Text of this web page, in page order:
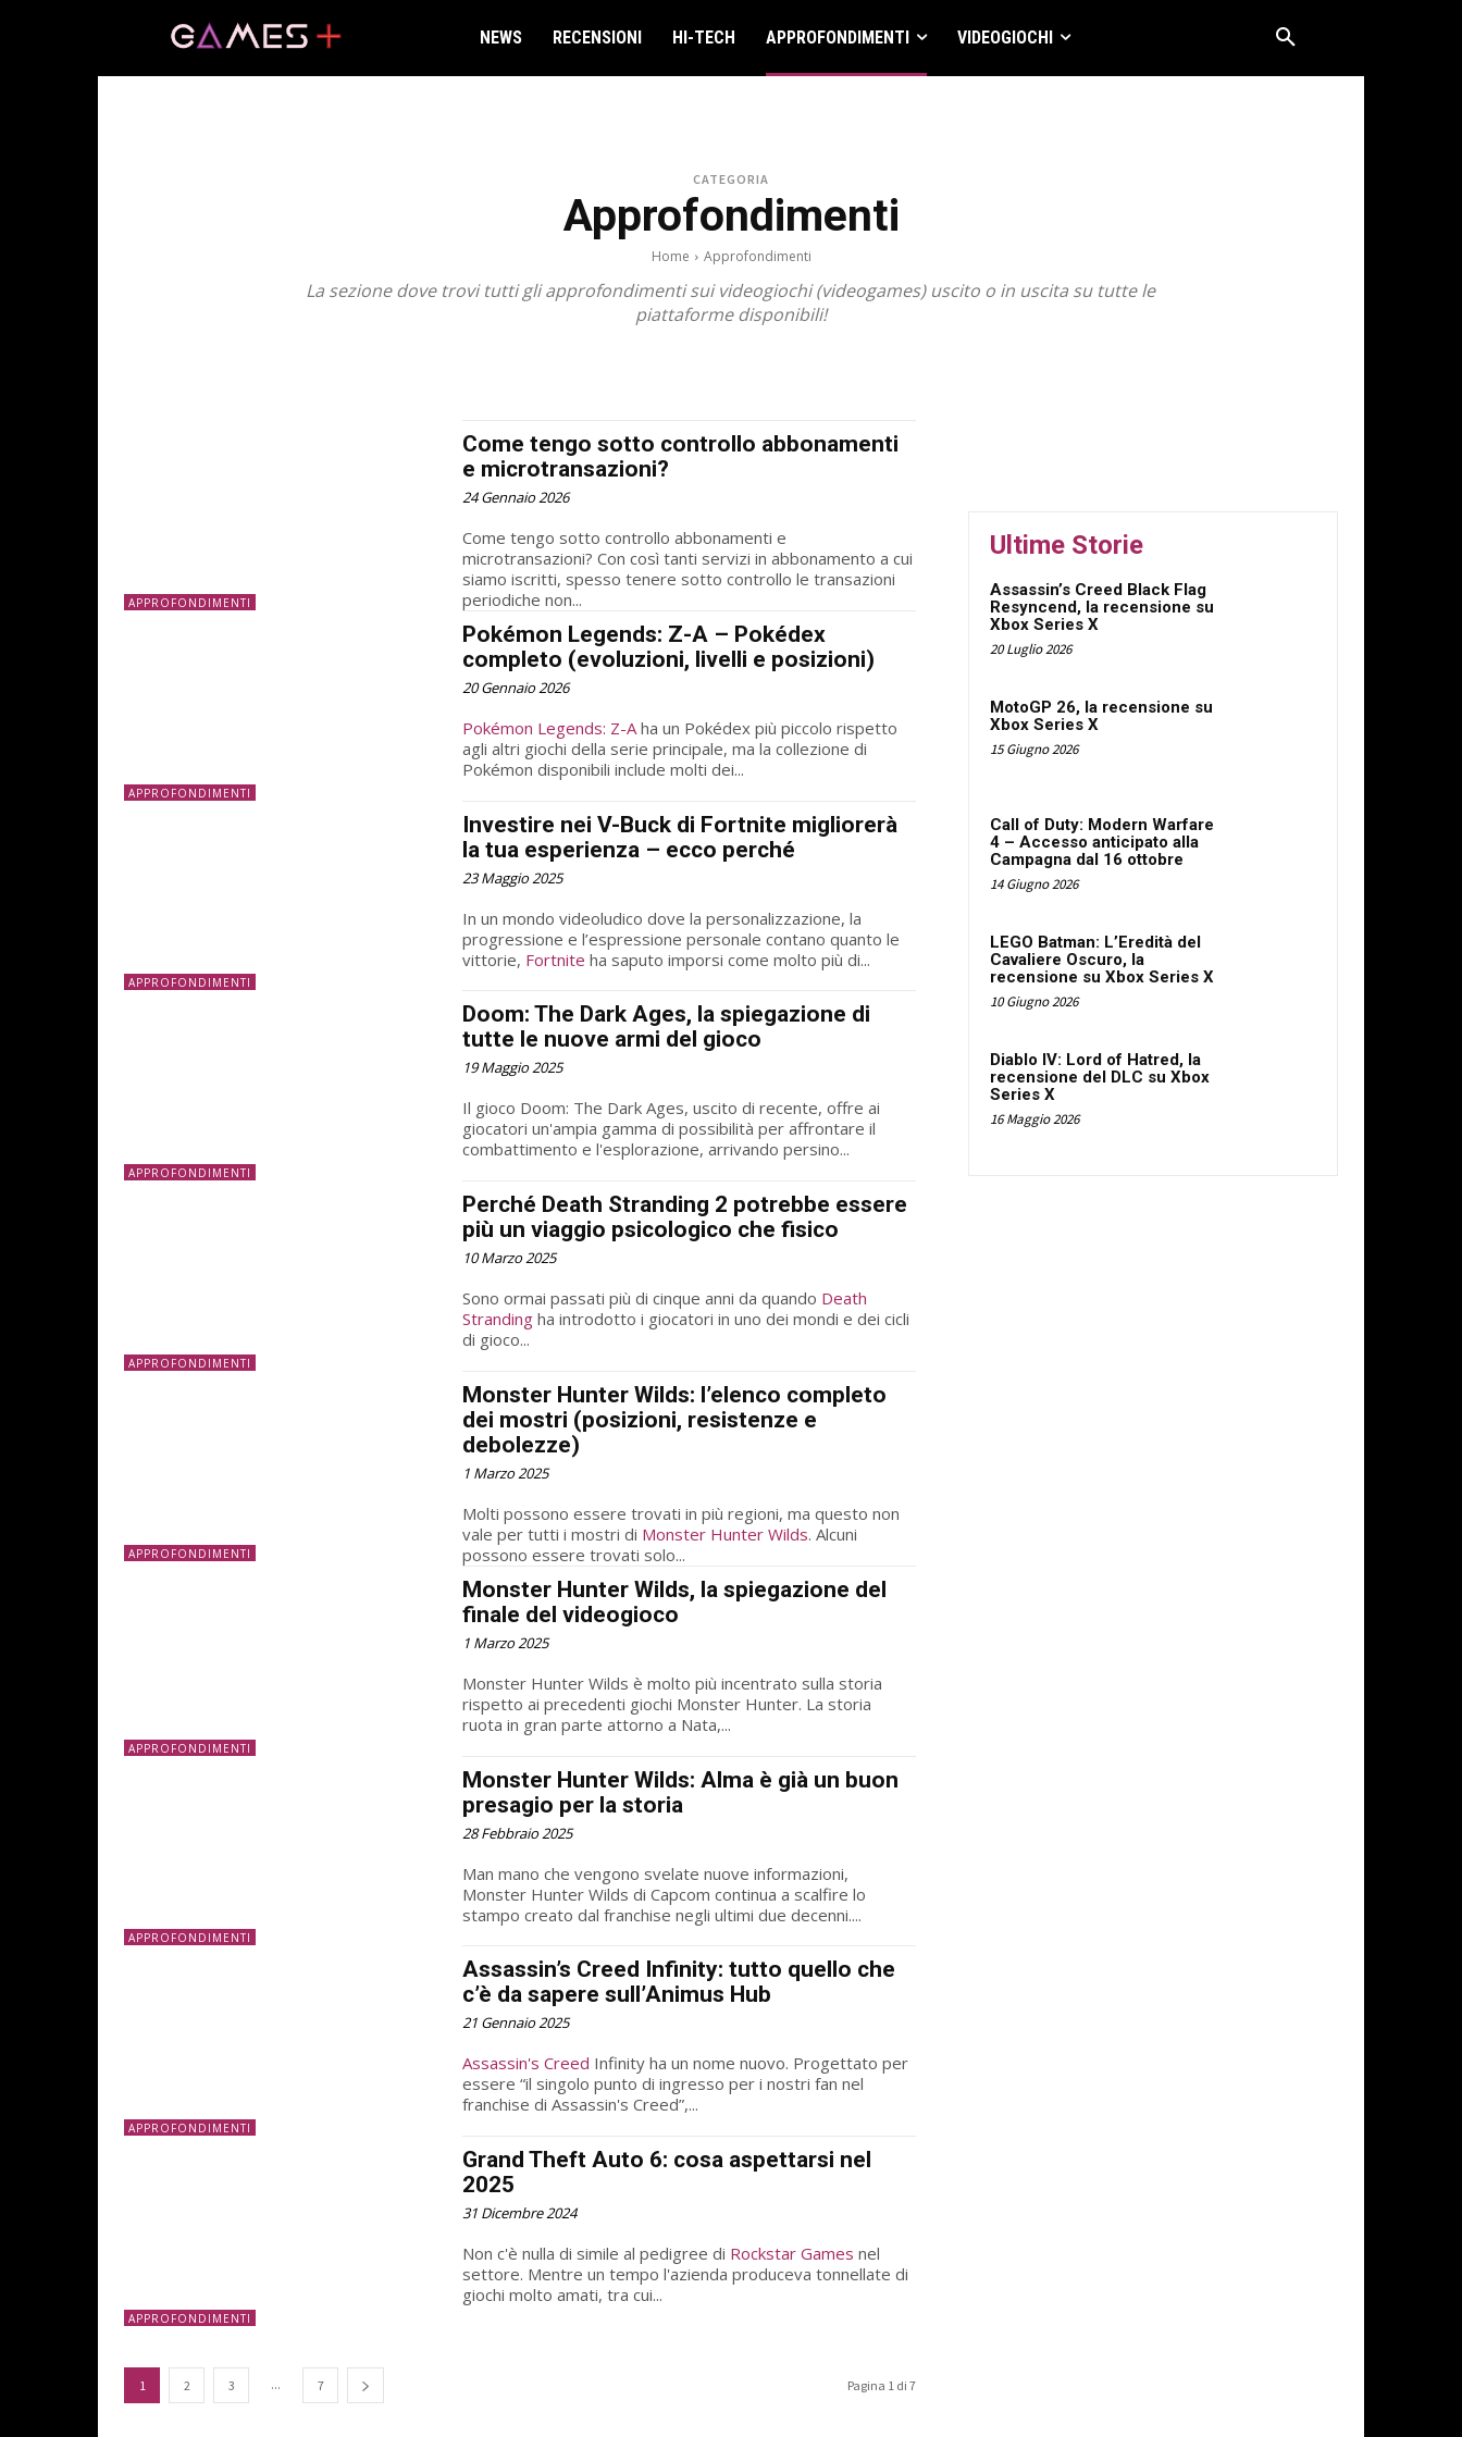
NEWS RECENSIONI HI-TECH APPROFONDIMENTI VIDEOGIOCHI
CATEGORIA
Approfondimenti
Home Approfondimenti
La sezione dove trovi tutti gli approfondimenti sui videogiochi (videogames) uscito o in uscita su tutte le
piattaforme disponibili!
APPROFONDIMENTI
Come tengo sotto controllo abbonamenti
e microtransazioni?
24 Gennaio 2026
Come tengo sotto controllo abbonamenti e
microtransazioni? Con così tanti servizi in abbonamento a cui
siamo iscritti, spesso tenere sotto controllo le transazioni
periodiche non...
APPROFONDIMENTI
Pokémon Legends: Z-A – Pokédex
completo (evoluzioni, livelli e posizioni)
20 Gennaio 2026
Pokémon Legends: Z-Aha un Pokédex più piccolo rispetto
agli altri giochi della serie principale, ma la collezione di
Pokémon disponibili include molti dei...
APPROFONDIMENTI
Investire nei V-Buck di Fortnite migliorerà
la tua esperienza – ecco perché
23 Maggio 2025
In un mondo videoludico dove la personalizzazione, la
progressione e l’espressione personale contano quanto le
vittorie, Fortnite ha saputo imporsi come molto più di...
APPROFONDIMENTI
Doom: The Dark Ages, la spiegazione di
tutte le nuove armi del gioco
19 Maggio 2025
Il gioco Doom: The Dark Ages, uscito di recente, offre ai
giocatori un'ampia gamma di possibilità per affrontare il
combattimento e l'esplorazione, arrivando persino...
APPROFONDIMENTI
Perché Death Stranding 2 potrebbe essere
più un viaggio psicologico che fisico
10 Marzo 2025
Sono ormai passati più di cinque anni da quando Death
Stranding ha introdotto i giocatori in uno dei mondi e dei cicli
di gioco...
APPROFONDIMENTI
Monster Hunter Wilds: l’elenco completo
dei mostri (posizioni, resistenze e
debolezze)
1 Marzo 2025
Molti possono essere trovati in più regioni, ma questo non
vale per tutti i mostri di Monster Hunter Wilds. Alcuni
possono essere trovati solo...
APPROFONDIMENTI
Monster Hunter Wilds, la spiegazione del
finale del videogioco
1 Marzo 2025
Monster Hunter Wilds è molto più incentrato sulla storia
rispetto ai precedenti giochi Monster Hunter. La storia
ruota in gran parte attorno a Nata,...
APPROFONDIMENTI
Monster Hunter Wilds: Alma è già un buon
presagio per la storia
28 Febbraio 2025
Man mano che vengono svelate nuove informazioni,
Monster Hunter Wilds di Capcom continua a scalfire lo
stampo creato dal franchise negli ultimi due decenni....
APPROFONDIMENTI
Assassin’s Creed Infinity: tutto quello che
c’è da sapere sull’Animus Hub
21 Gennaio 2025
Assassin's Creed Infinity ha un nome nuovo. Progettato per
essere “il singolo punto di ingresso per i nostri fan nel
franchise di Assassin's Creed”,...
APPROFONDIMENTI
Grand Theft Auto 6: cosa aspettarsi nel
2025
31 Dicembre 2024
Non c'è nulla di simile al pedigree di Rockstar Games nel
settore. Mentre un tempo l'azienda produceva tonnellate di
giochi molto amati, tra cui...
1 2 3 ... 7 Pagina 1 di 7
Ultime Storie
Assassin’s Creed Black Flag
Resyncend, la recensione su
Xbox Series X
20 Luglio 2026
MotoGP 26, la recensione su
Xbox Series X
15 Giugno 2026
Call of Duty: Modern Warfare
4 – Accesso anticipato alla
Campagna dal 16 ottobre
14 Giugno 2026
LEGO Batman: L’Eredità del
Cavaliere Oscuro, la
recensione su Xbox Series X
10 Giugno 2026
Diablo IV: Lord of Hatred, la
recensione del DLC su Xbox
Series X
16 Maggio 2026